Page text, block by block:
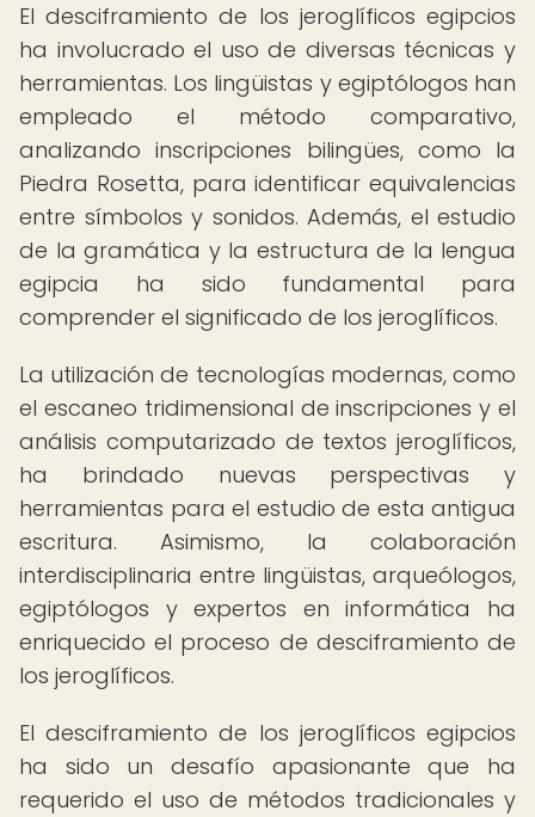
El desciframiento de los jeroglíficos egipcios
ha involucrado el uso de diversas técnicas y
herramientas. Los lingüistas y egiptólogos han
empleado el método comparativo,
analizando inscripciones bilingües, como la
Piedra Rosetta, para identificar equivalencias
entre símbolos y sonidos. Además, el estudio
de la gramática y la estructura de la lengua
egipcia ha sido fundamental para
comprender el significado de los jeroglíficos.
La utilización de tecnologías modernas, como
el escaneo tridimensional de inscripciones y el
análisis computarizado de textos jeroglíficos,
ha brindado nuevas perspectivas y
herramientas para el estudio de esta antigua
escritura. Asimismo, la colaboración
interdisciplinaria entre lingüistas, arqueólogos,
egiptólogos y expertos en informática ha
enriquecido el proceso de desciframiento de
los jeroglíficos.
El desciframiento de los jeroglíficos egipcios
ha sido un desafío apasionante que ha
requerido el uso de métodos tradicionales y